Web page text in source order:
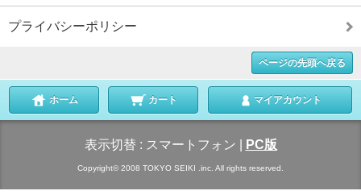
プライバシーポリシー
ページの先頭へ戻る
ホーム カート マイアカウント
表示切替 : スマートフォン PC版
Copyright© 2008 TOKYO SEIKI .inc. All rights reserved.